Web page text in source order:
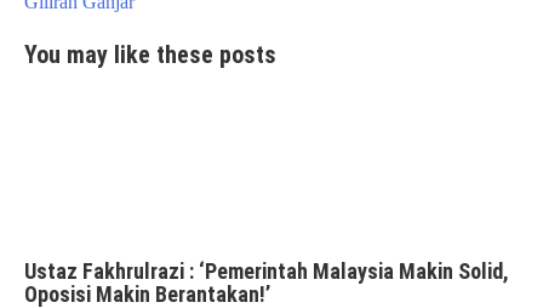
You may like these posts
Ustaz Fakhrulrazi : ‘Pemerintah Malaysia Makin Solid,
Oposisi Makin Berantakan!’